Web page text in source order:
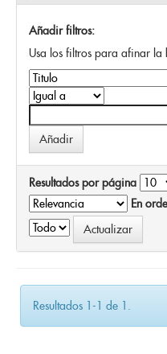
Añadir filtros:
Usa los filtros para afinar la
Resultados por página
En
Resultados 1-1 de 1.